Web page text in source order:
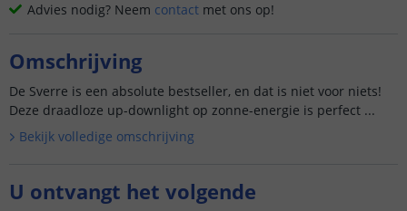
Advies nodig? Neem contact met ons op!
Omschrijving
De Sverre is een absolute bestseller, en dat is niet voor niets!
Deze draadloze up-downlight op zonne-energie is perfect ...
Bekijk volledige omschrijving
U ontvangt het volgende